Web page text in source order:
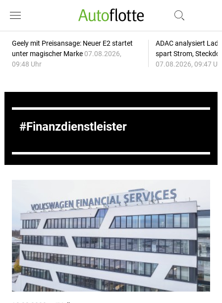
Geely mit Preisansage: Neuer E2 startet
unter magischer Marke 07.08.2026,
09:48 Uhr
ADAC analysiert
spart Strom,
07.08.2026, 09:47
Finanzdienstleister